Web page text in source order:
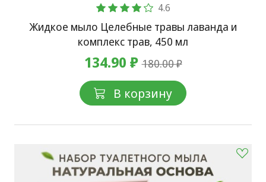
4.6
Жидкое мыло Целебные травы лаванда и
комплекс трав, 450 мл
134.90 ₽180.00 ₽
В корзину